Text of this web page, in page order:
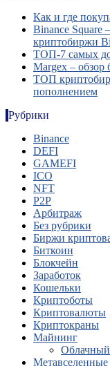
Как и где
Binance Square
криптобиржи
ТОП-7 самых
Margex –
ТОП
пополнением
Рубрики
Binance
DEFI
GAMEFI
ICO
NFT
P2P
Арбитраж
Без рубрики
Биржи
Биткоин
Блокчейн
Заработок
Кошельки
Криптоботы
Криптовалюты
Криптокраны
Майнинг
Метавселенные